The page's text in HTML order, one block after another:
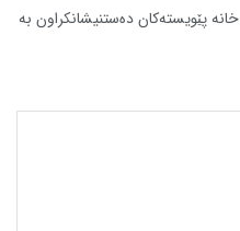
خانە پێویستەکان دەستنیشانکراون بە